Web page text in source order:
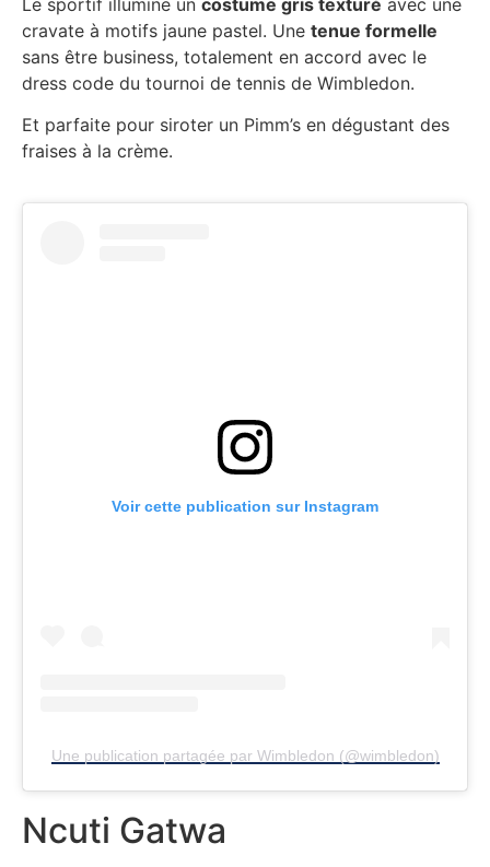
cravate à motifs jaune pastel. Une tenue formelle
sans être business, totalement en accord avec le
dress code du tournoi de tennis de Wimbledon.
Et parfaite pour siroter un Pimm’s en dégustant des
fraises à la crème.
Ncuti Gatwa
Voir cette publication sur Instagram
Une publication partagée par Wimbledon (@wimbledon)